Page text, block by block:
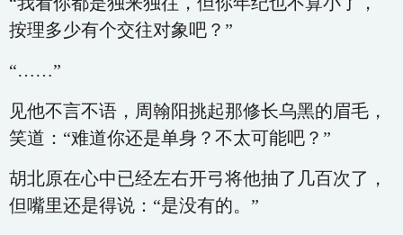
按理多少有个交往对象吧？”
“……”
见他不言不语，周翰阳挑起那修长乌黑的眉毛，
笑道：“难道你还是单身？不太可能吧？”
胡北原在心中已经左右开弓将他抽了几百次了，
但嘴里还是得说：“是没有的。”